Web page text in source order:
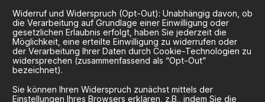
Widerruf und Widerspruch (Opt-Out): Unabhängig davon, ob
die Verarbeitung auf Grundlage einer Einwilligung oder
gesetzlichen Erlaubnis erfolgt, haben Sie jederzeit die
Möglichkeit, eine erteilte Einwilligung zu widerrufen oder
der Verarbeitung Ihrer Daten durch Cookie-Technologien zu
widersprechen (zusammenfassend als “Opt-Out”
bezeichnet).
Sie können Ihren Widerspruch zunächst mittels der
Einstellungen Ihres Browsers erklären, z.B., indem Sie die